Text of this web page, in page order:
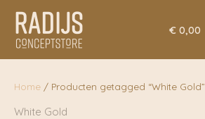
naar
inhoud
€ 0,00
Home / Producten getagged “White Gold”
White Gold